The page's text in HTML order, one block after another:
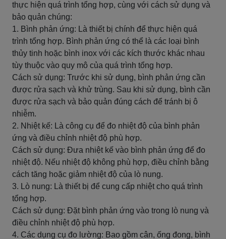
thực hiện quá trình tổng hợp, cùng với cách sử dụng và
bảo quản chúng:
1. Bình phản ứng: Là thiết bị chính để thực hiện quá
trình tổng hợp. Bình phản ứng có thể là các loại bình
thủy tinh hoặc bình inox với các kích thước khác nhau
tùy thuộc vào quy mô của quá trình tổng hợp.
Cách sử dụng: Trước khi sử dụng, bình phản ứng cần
được rửa sạch và khử trùng. Sau khi sử dụng, bình cần
được rửa sạch và bảo quản đúng cách để tránh bị ô
nhiễm.
2. Nhiệt kế: Là công cụ để đo nhiệt độ của bình phản
ứng và điều chỉnh nhiệt độ phù hợp.
Cách sử dụng: Đưa nhiệt kế vào bình phản ứng để đo
nhiệt độ. Nếu nhiệt độ không phù hợp, điều chỉnh bằng
cách tăng hoặc giảm nhiệt độ của lò nung.
3. Lò nung: Là thiết bị để cung cấp nhiệt cho quá trình
tổng hợp.
Cách sử dụng: Đặt bình phản ứng vào trong lò nung và
điều chỉnh nhiệt độ phù hợp.
4. Các dụng cụ đo lường: Bao gồm cân, ống đong, bình